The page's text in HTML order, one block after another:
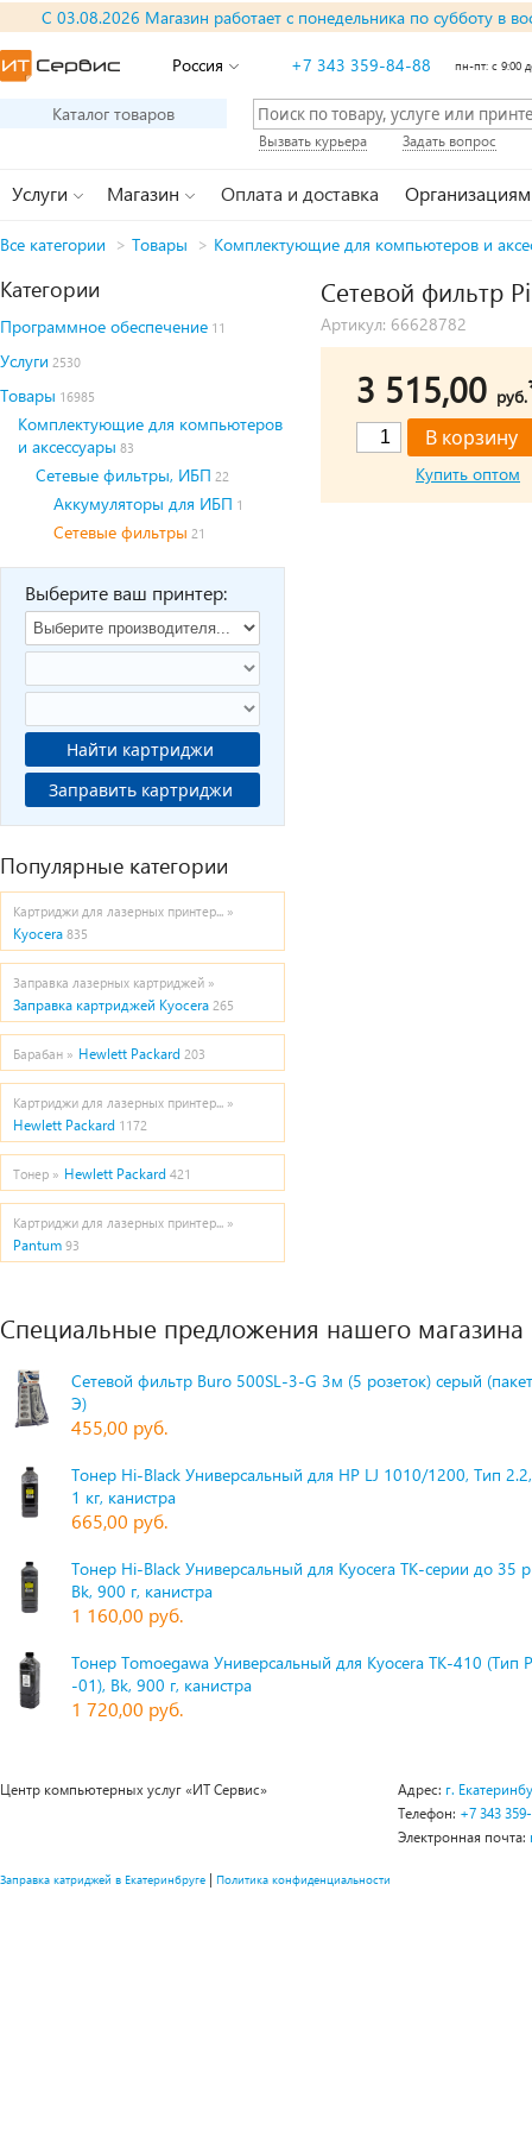
С 03.08.2026 Магазин работает с понедельника по субботу в
Россия +7 343 359-84-88 пн-пт: с 9:00
Каталог товаров
Вызвать курьера Задать вопрос
Услуги Магазин Оплата и доставка Организациям
Все категории > Товары > Комплектующие для компьютеров и
Категории
Программное обеспечение 11
Услуги 2530
Товары 16985
Комплектующие для компьютеров
и аксессуары 83
Сетевые фильтры, ИБП 22
Аккумуляторы для ИБП 1
Сетевые фильтры 21
Выберите ваш принтер:
Найти картриджи
Заправить картриджи
Популярные категории
Картриджи для лазерных принтер... »
Kyocera 835
Заправка лазерных картриджей »
Заправка картриджей Kyocera 265
Барабан » Hewlett Packard 203
Картриджи для лазерных принтер... »
Hewlett Packard 1172
Тонер » Hewlett Packard 421
Картриджи для лазерных принтер... »
Pantum 93
Сетевой фильтр
Артикул: 66628782
3 515,00 руб.
Купить оптом
Специальные предложения нашего магазина
Сетевой фильтр Buro 500SL-3-G 3м (5 розеток) серый
Э)
455,00 руб.
Тонер Hi-Black Универсальный для HP LJ 1010/1200, Тип
1 кг, канистра
665,00 руб.
Тонер Hi-Black Универсальный для Kyocera TK-серии до 35
Bk, 900 г, канистра
1 160,00 руб.
Тонер Tomoegawa Универсальный для Kyocera TK-410 (Тип
-01), Bk, 900 г, канистра
1 720,00 руб.
Центр компьютерных услуг «ИТ Сервис» Адрес: г.
Телефон: +7 343
Электронная почта:
Заправка катриджей в Екатеринбруге | Политика конфиденциальности